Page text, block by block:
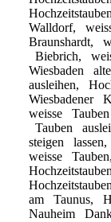
Walldorf,
Braunshardt,
Biebrich,
Wiesbaden
ausleihen,
Wiesbadener
weisse
Tauben
steigen
weisse
am
Taunus,
Nauheim